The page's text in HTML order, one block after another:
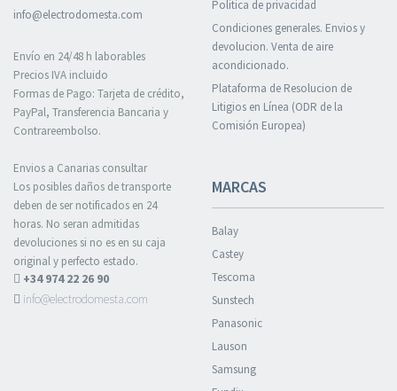
info@electrodomesta.com
Envío en 24/48 h laborables
Precios IVA incluido
Formas de Pago: Tarjeta de crédito,
PayPal, Transferencia Bancaria y
Contrareembolso.
Envios a Canarias consultar
Los posibles daños de transporte
deben de ser notificados en 24
horas. No seran admitidas
devoluciones si no es en su caja
original y perfecto estado.
+34 974 22 26 90
info@electrodomesta.com
Politica de privacidad
Condiciones generales. Envios y
devolucion. Venta de aire
acondicionado.
Plataforma de Resolucion de
Litigios en Línea (ODR de la
Comisión Europea)
MARCAS
Balay
Castey
Tescoma
Sunstech
Panasonic
Lauson
Samsung